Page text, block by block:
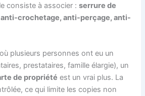
consiste à associer :serrure de
crochetage, anti-perçage, anti-
plusieurs personnes ont eu un
prestataires, famille élargie), un
de propriété est un vrai plus. La
ce qui limite les copies non